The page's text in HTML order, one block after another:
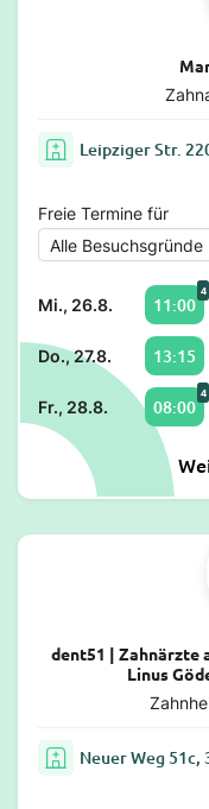
Leipziger Str.
Freie Termine für
Mi., 26.8. 11:00
4
Do., 27.8. 13:15
Fr., 28.8. 08:00
4
dent51 | Zahnärzte
Linus
Neuer Weg